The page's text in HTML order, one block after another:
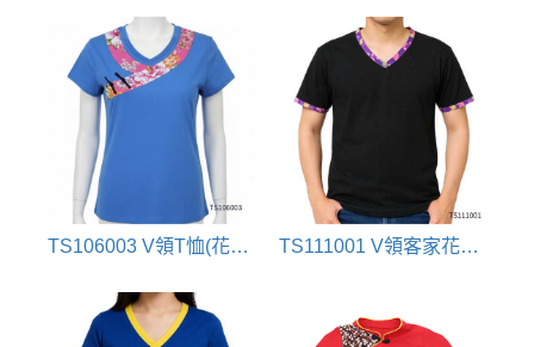
TS106003 V領T恤(花布配色) TS111001 V領客家花布T恤